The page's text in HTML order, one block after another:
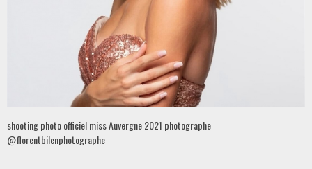
shooting photo officiel miss Auvergne 2021 photographe
@florentbilenphotographe